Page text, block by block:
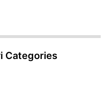
Categories